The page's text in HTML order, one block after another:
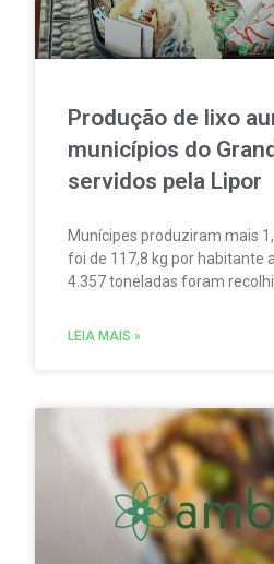
Produção de lixo
municípios do
servidos pela Lipor
Munícipes produziram mais
foi de 117,8 kg por habitante
4.357 toneladas foram
reciclagem.
LEIA MAIS »